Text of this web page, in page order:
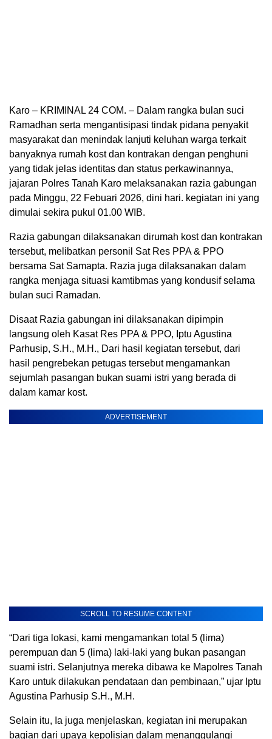
Karo – KRIMINAL 24 COM. – Dalam rangka bulan suci
Ramadhan serta mengantisipasi tindak pidana penyakit
masyarakat dan menindak lanjuti keluhan warga terkait
banyaknya rumah kost dan kontrakan dengan penghuni
yang tidak jelas identitas dan status perkawinannya,
jajaran Polres Tanah Karo melaksanakan razia gabungan
pada Minggu, 22 Febuari 2026, dini hari. kegiatan ini yang
dimulai sekira pukul 01.00 WIB.
Razia gabungan dilaksanakan dirumah kost dan kontrakan
tersebut, melibatkan personil Sat Res PPA & PPO
bersama Sat Samapta. Razia juga dilaksanakan dalam
rangka menjaga situasi kamtibmas yang kondusif selama
bulan suci Ramadan.
Disaat Razia gabungan ini dilaksanakan dipimpin
langsung oleh Kasat Res PPA & PPO, Iptu Agustina
Parhusip, S.H., M.H., Dari hasil kegiatan tersebut, dari
hasil pengrebekan petugas tersebut mengamankan
sejumlah pasangan bukan suami istri yang berada di
dalam kamar kost.
ADVERTISEMENT
SCROLL TO RESUME CONTENT
“Dari tiga lokasi, kami mengamankan total 5 (lima)
perempuan dan 5 (lima) laki-laki yang bukan pasangan
suami istri. Selanjutnya mereka dibawa ke Mapolres Tanah
Karo untuk dilakukan pendataan dan pembinaan,” ujar Iptu
Agustina Parhusip S.H., M.H.
Selain itu, Ia juga menjelaskan, kegiatan ini merupakan
bagian dari upaya kepolisian dalam menanggulangi